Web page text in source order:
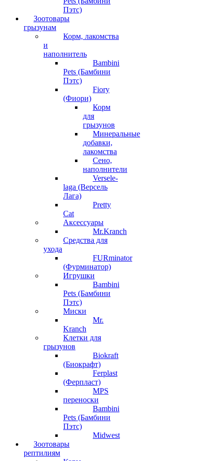
Пэтс)
Зоотовары
грызунам
Корм, лакомства
и
наполнитель
Bambini
Pets (Бамбини
Пэтс)
Fiory
(Фиори)
Корм
для
грызунов
Минеральные
добавки,
лакомства
Сено,
наполнители
Versele-
laga (Версель
Лага)
Pretty
Cat
Аксессуары
Mr.Kranch
Средства для
ухода
FURminator
(Фурминатор)
Игрушки
Bambini
Pets (Бамбини
Пэтс)
Миски
Mr.
Kranch
Клетки для
грызунов
Biokraft
(Биокрафт)
Ferplast
(Ферпласт)
MPS
переноски
Bambini
Pets (Бамбини
Пэтс)
Midwest
Зоотовары
рептилиям